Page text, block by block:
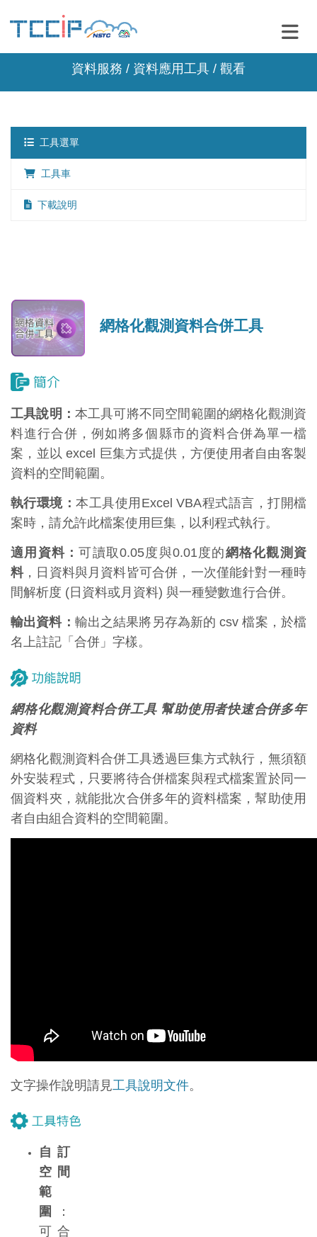
資料服務 / 資料應用工具 / 觀看
工具選單
工具車
下載說明
網格化觀測資料合併工具
工具說明： 本工具可將不同空間範圍的網格化觀測資
料進行合併，例如將多個縣市的資料合併為單一檔
案，並以 excel 巨集方式提供，方便使用者自由客製
資料的空間範圍。
執行環境：本工具使用Excel VBA程式語言，打開檔
案時，請允許此檔案使用巨集，以利程式執行。
適用資料：可讀取0.05度與0.01度的網格化觀測資
料，日資料與月資料皆可合併，一次僅能針對一種時
間解析度 (日資料或月資料) 與一種變數進行合併。
輸出資料： 輸出之結果將另存為新的 csv 檔案，於檔
名上註記「合併」字樣。
網格化觀測資料合併工具 幫助使用者快速合併多年
資料
網格化觀測資料合併工具透過巨集方式執行，無須額
外安裝程式，只要將待合併檔案與程式檔案置於同一
個資料夾，就能批次合併多年的資料檔案，幫助使用
者自由組合資料的空間範圍。
文字操作說明請見工具說明文件。
自訂
空間
範
圍
：
可合